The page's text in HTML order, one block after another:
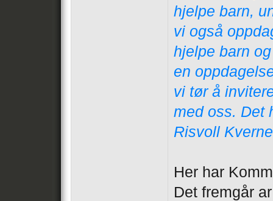
hjelpe barn,
vi også
hjelpe barn
en
vi tør å
med oss. Det
Risvoll
Her har
Det fremgår